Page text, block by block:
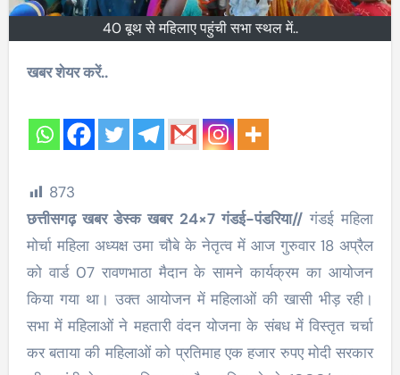
40 बूथ से महिलाए पहुंची सभा स्थल में..
खबर शेयर करें..
873
छत्तीसगढ़ खबर डेस्क खबर 24×7 गंडई-पंडरिया//गंडई महिला
मोर्चा महिला अध्यक्ष उमा चौबे के नेतृत्व में आज गुरुवार 18 अप्रैल
को वार्ड 07 रावणभाठा मैदान के सामने कार्यक्रम का आयोजन
किया गया था। उक्त आयोजन में महिलाओं की खासी भीड़ रही।
सभा में महिलाओं ने महतारी वंदन योजना के संबध में विस्तृत चर्चा
कर बताया की महिलाओं को प्रतिमाह एक हजार रुपए मोदी सरकार